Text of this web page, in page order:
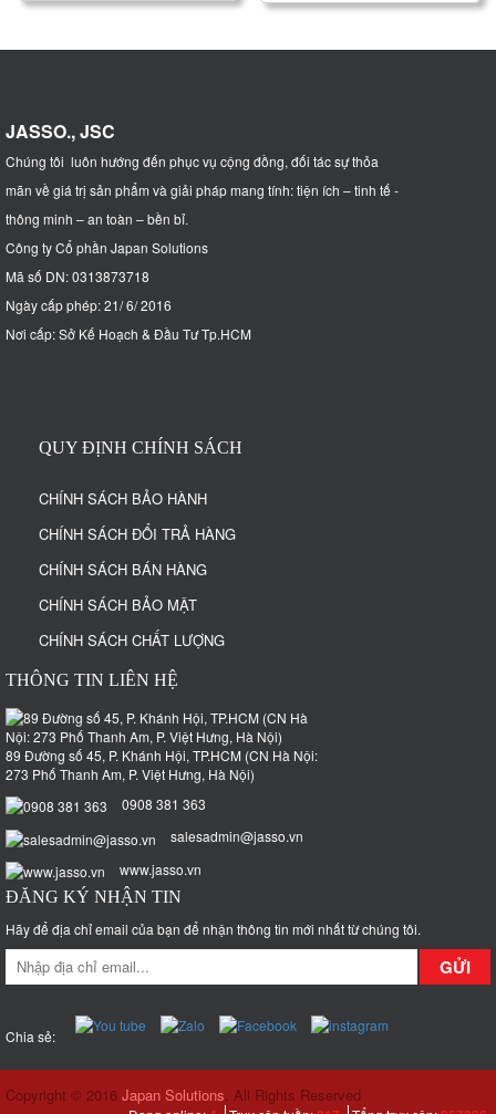
JASSO., JSC
Chúng tôi luôn hướng đến phục vụ cộng đồng, đối tác sự thỏa
mãn về giá trị sản phẩm và giải pháp mang tính: tiện ích – tinh tế -
thông minh – an toàn – bền bỉ.
Công ty Cổ phần Japan Solutions
Mã số DN: 0313873718
Ngày cấp phép: 21/ 6/ 2016
Nơi cấp: Sở Kế Hoạch & Đầu Tư Tp.HCM
QUY ĐỊNH CHÍNH SÁCH
CHÍNH SÁCH BẢO HÀNH
CHÍNH SÁCH ĐỔI TRẢ HÀNG
CHÍNH SÁCH BÁN HÀNG
CHÍNH SÁCH BẢO MẬT
CHÍNH SÁCH CHẤT LƯỢNG
THÔNG TIN LIÊN HỆ
89 Đường số 45, P. Khánh Hội, TP.HCM (CN Hà Nội:
273 Phố Thanh Am, P. Việt Hưng, Hà Nội)
0908 381 363
salesadmin@jasso.vn
www.jasso.vn
ĐĂNG KÝ NHẬN TIN
Hãy để địa chỉ email của bạn để nhận thông tin mới nhất từ chúng tôi.
GỬI
Chia sẻ:
Copyright © 2016 Japan Solutions. All Rights Reserved